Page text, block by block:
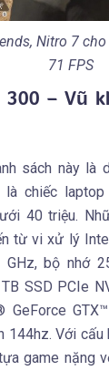
Nitro 7
71 FPS
300 – Vũ
sách này là
là chiếc
40 triệu.
từ vi xử lý
bộ nhớ
SSD PCIe
GeForce
144hz. Với cấu
game nặng